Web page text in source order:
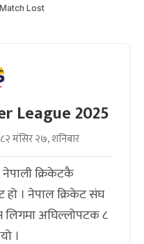
Match Lost
League 2025
मंसिर २७, शनिबार
क्रिकेटकै
हो । नेपाल क्रिकेट संघ
अघिल्लोपटक ८
।